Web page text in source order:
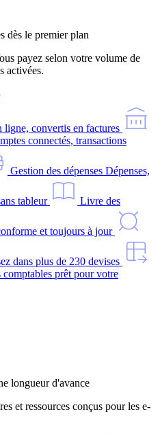
dès le premier plan
payez selon votre volume de
activées.
ligne, convertis en factures
connectés, transactions
Gestion des dépenses Dépenses,
tableur Livre des
et toujours à jour
dans plus de 230 devises
prêt pour votre
longueur d'avance
et ressources conçus pour les e-